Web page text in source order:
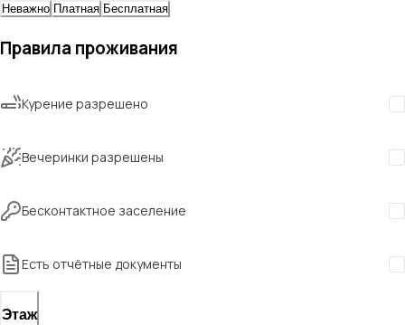
Неважно Платная Бесплатная
Правила проживания
Курение разрешено
Вечеринки разрешены
Бесконтактное заселение
Есть отчётные документы
Этаж